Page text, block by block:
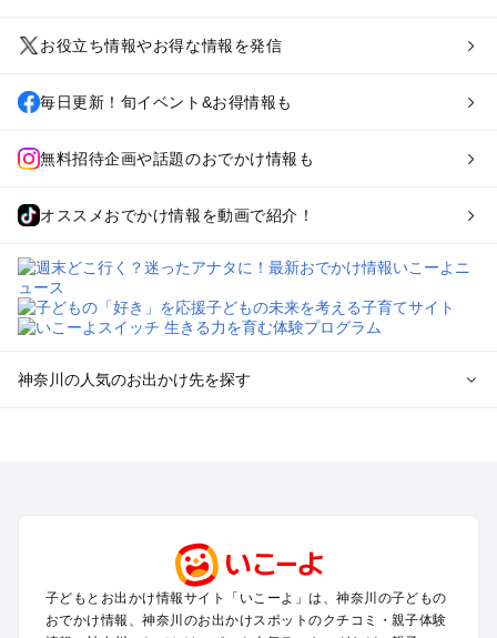
お役立ち情報やお得な情報を発信
毎日更新！旬イベント&お得情報も
無料招待企画や話題のおでかけ情報も
オススメおでかけ情報を動画で紹介！
神奈川の人気のお出かけ先を探す
小田原・熱海・湯河原・真鶴のプールお出かけ
町田・相模原・愛川・上野原のプールお出かけ
新横浜・港北エリア・日吉・青葉台・鶴見のプールお出かけ
子どもとお出かけ情報サイト「いこーよ」は、神奈川の子どもの
おでかけ情報、神奈川のお出かけスポットのクチコミ・親子体験